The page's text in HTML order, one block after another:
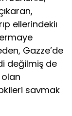
ellerindekiı
Gazze’de
değilmiş de
savmak